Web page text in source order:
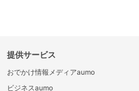
提供サービス
おでかけ情報メディアaumo
ビジネスaumo